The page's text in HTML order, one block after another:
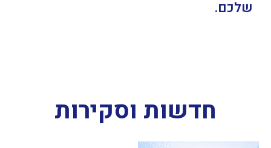
שלכם.
חדשות וסקירות